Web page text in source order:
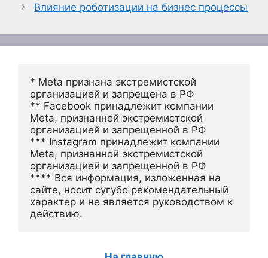
Влияние роботизации на бизнес процессы
* Meta признана экстремистской
организацией и запрещена в РФ
** Facebook принадлежит компании
Meta, признанной экстремистской
организацией и запрещенной в РФ
*** Instagram принадлежит компании
Meta, признанной экстремистской
организацией и запрещенной в РФ
**** Вся информация, изложенная на
сайте, носит сугубо рекомендательный
характер и не является руководством к
действию.